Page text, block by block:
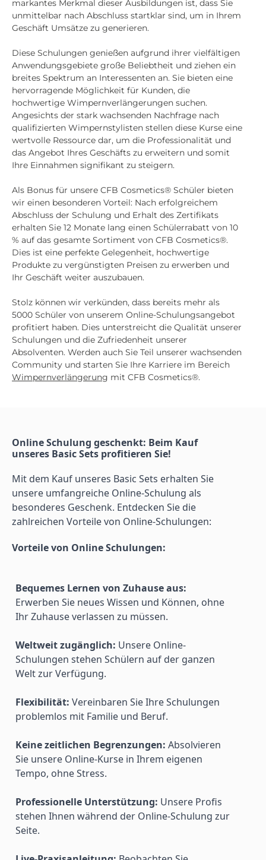
markantes Merkmal dieser Ausbildungen ist, dass Sie
unmittelbar nach Abschluss startklar sind, um in Ihrem
Geschäft Umsätze zu generieren.
Diese Schulungen genießen aufgrund ihrer vielfältigen
Anwendungsgebiete große Beliebtheit und ziehen ein
breites Spektrum an Interessenten an. Sie bieten eine
hervorragende Möglichkeit für Kunden, die
hochwertige Wimpernverlängerungen suchen.
Angesichts der stark wachsenden Nachfrage nach
qualifizierten Wimpernstylisten stellen diese Kurse eine
wertvolle Ressource dar, um die Professionalität und
das Angebot Ihres Geschäfts zu erweitern und somit
Ihre Einnahmen signifikant zu steigern.
Als Bonus für unsere CFB Cosmetics® Schüler bieten
wir einen besonderen Vorteil: Nach erfolgreichem
Abschluss der Schulung und Erhalt des Zertifikats
erhalten Sie 12 Monate lang einen Schülerrabatt von 10
% auf das gesamte Sortiment von CFB Cosmetics®.
Dies ist eine perfekte Gelegenheit, hochwertige
Produkte zu vergünstigten Preisen zu erwerben und
Ihr Geschäft weiter auszubauen.
Stolz können wir verkünden, dass bereits mehr als
5000 Schüler von unserem Online-Schulungsangebot
profitiert haben. Dies unterstreicht die Qualität unserer
Schulungen und die Zufriedenheit unserer
Absolventen. Werden auch Sie Teil unserer wachsenden
Community und starten Sie Ihre Karriere im Bereich
Wimpernverlängerung mit CFB Cosmetics®.
Online Schulung geschenkt: Beim Kauf
unseres Basic Sets profitieren Sie!
Mit dem Kauf unseres Basic Sets erhalten Sie
unsere umfangreiche Online-Schulung als
besonderes Geschenk. Entdecken Sie die
zahlreichen Vorteile von Online-Schulungen:
Vorteile von Online Schulungen:
Bequemes Lernen von Zuhause aus:
Erwerben Sie neues Wissen und Können, ohne
Ihr Zuhause verlassen zu müssen.
Weltweit zugänglich: Unsere Online-
Schulungen stehen Schülern auf der ganzen
Welt zur Verfügung.
Flexibilität: Vereinbaren Sie Ihre Schulungen
problemlos mit Familie und Beruf.
Keine zeitlichen Begrenzungen: Absolvieren
Sie unsere Online-Kurse in Ihrem eigenen
Tempo, ohne Stress.
Professionelle Unterstützung: Unsere Profis
stehen Ihnen während der Online-Schulung zur
Seite.